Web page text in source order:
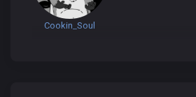
Cookin_Soul